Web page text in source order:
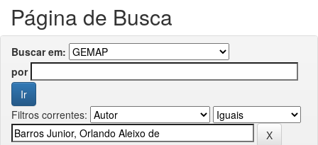
Página de Busca
Buscar em:
por
Filtros correntes: